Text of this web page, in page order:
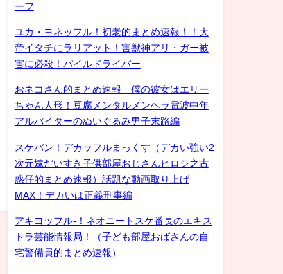
ーフ
ユカ・ヨネッフル！初老的まとめ速報！！大
帝イタチにラリアット！害獣神アリ・ガー被
害に必殺！パイルドライバー
おネコさん的まとめ速報 僕の彼女はエリー
ちゃん人形！豆腐メンタルメンヘラ電波中年
アルバイターのぬいぐるみ男子末路編
スケバン！デカッフルまっくす（デカい強い2
次元嫁だいすき子供部屋おじさんヒロシ之古
惑仔的まとめ速報）話題な動画取り上げ
MAX！デカいは正義刑事編
アキヨッフル-！ネオニートスケ番長のエキス
トラ芸能情報局！（子ども部屋おばさんの自
宅警備員的まとめ速報）